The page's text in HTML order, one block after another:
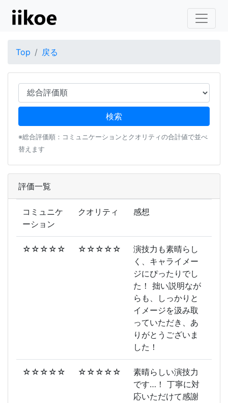
Top 戻る
※総合評価順：コミュニケーションとクオリティの合計値で並べ
替えます
評価一覧
コミュニケ
ーション
クオリティ 感想
☆☆☆☆☆ ☆☆☆☆☆
演技力も素晴らし
く、キャライメー
ジにぴったりでし
た！ 拙い説明なが
らも、しっかりと
イメージを汲み取
っていただき、あ
りがとうございま
した！
☆☆☆☆☆ ☆☆☆☆☆
素晴らしい演技力
です…！ 丁寧に対
応いただけて感謝